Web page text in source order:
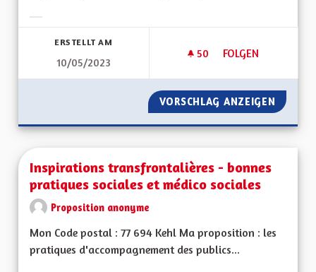
ERSTELLT AM
10/05/2023
50 50 FOLLOWER
FOLGEN
INSTALLER DES
VORSCHLAG ANZEIGEN
Inspirations transfrontalières - bonnes
pratiques sociales et médico sociales
Proposition anonyme
Mon Code postal : 77 694 Kehl Ma proposition : les
pratiques d'accompagnement des publics...